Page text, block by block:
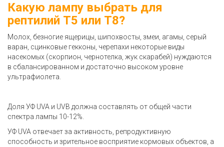
Какую лампу выбрать для
рептилий Т5 или Т8?
Молох, безногие ящерицы, шипохвосты, змеи, агамы, серый
варан, сцинковые гекконы, черепахи некоторые виды
насекомых (скорпион, чернотелка, жук скарабей) нуждаются
в сбалансированном и достаточно высоком уровне
ультрафиолета.
Доля УФ UVA и UVB должна составлять от общей части
спектра лампы 10-12%.
УФ UVA отвечает за активность, репродуктивную
способность и зрительное восприятие кормовых объектов, а